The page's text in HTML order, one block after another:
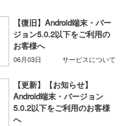
波予想ツール
ガイド
【復旧】Android端末・バー
ジョン5.0.2以下をご利用の
お客様へ
06月03日 サービスについて
【更新】【お知らせ】
Android端末・バージョン
5.0.2以下をご利用のお客様
へ